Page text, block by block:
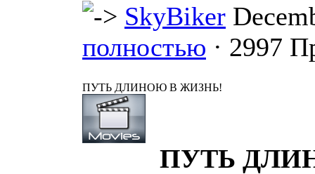
SkyBiker
полностью · 2997
ПУТЬ ДЛИНОЮ В ЖИЗНЬ!
ПУТЬ